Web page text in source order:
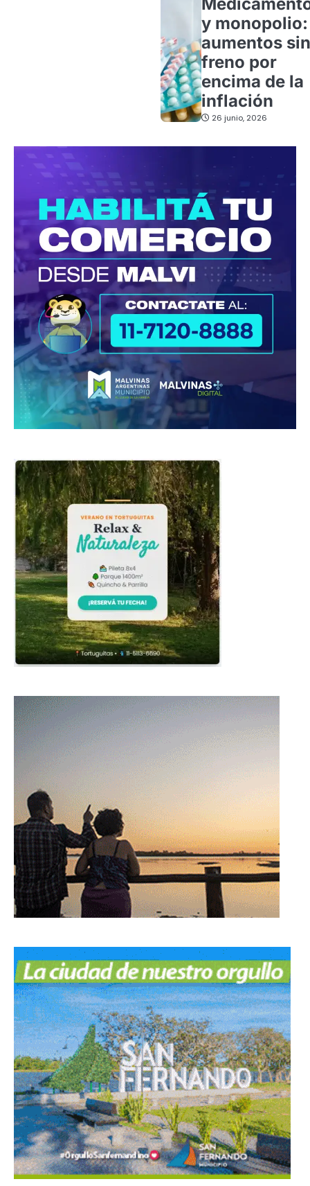
y monopolio:
aumentos sin
freno por
encima de la
inflación
26 junio, 2026